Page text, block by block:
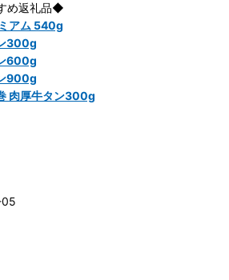
め返礼品◆
アム 540g
300g
600g
900g
肉厚牛タン300g